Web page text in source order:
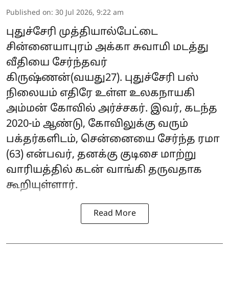
Published on: 30 Jul 2026, 9:22 am
புதுச்சேரி முத்தியால்பேட்டை
சின்னையாபுரம் அக்கா சுவாமி மடத்து
வீதியை சேர்ந்தவர்
கிருஷ்ணன்(வயது27). புதுச்சேரி பஸ்
நிலையம் எதிரே உள்ள உலகநாயகி
அம்மன் கோவில் அர்ச்சகர். இவர், கடந்த
2020-ம் ஆண்டு, கோவிலுக்கு வரும்
பக்தர்களிடம், சென்னையை சேர்ந்த ரமா
(63) என்பவர், தனக்கு குடிசை மாற்று
வாரியத்தில் கடன் வாங்கி தருவதாக
கூறியுள்ளார்.
Read More